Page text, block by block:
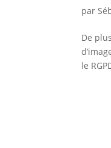
par
De
le